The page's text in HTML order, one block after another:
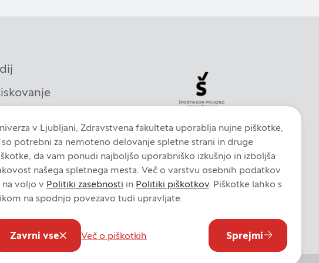
Politika piškotkov Nastavitve piškotkov
v Ljubljani, Zdravstvena fakulteta uporablja nujne piškotke,
so potrebni za nemoteno delovanje spletne strani in druge
da vam ponudi najboljšo uporabniško izkušnjo in izboljša
našega spletnega mesta. Več o varstvu osebnih podatkov
na voljo v Politiki zasebnosti in Politiki piškotkov. Piškotke lahko s
na spodnjo povezavo tudi upravljate.
Zavrni vse Več o piškotkih Sprejmi
ustreznih oglasov na drugih
in naprave. Če
oglaševanja.
DOVOLI VSE